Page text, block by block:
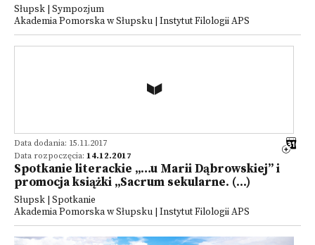
Słupsk | Sympozjum
Akademia Pomorska w Słupsku | Instytut Filologii APS
Data dodania: 15.11.2017
Data rozpoczęcia: 14.12.2017
Spotkanie literackie „…u Marii Dąbrowskiej” i
promocja książki „Sacrum sekularne. (...)
Słupsk | Spotkanie
Akademia Pomorska w Słupsku | Instytut Filologii APS